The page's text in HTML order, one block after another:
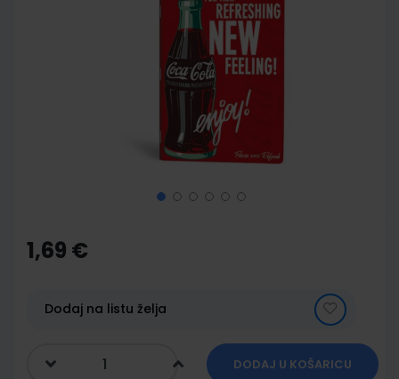
the
beginning
gallery
1,69 €
Dodaj na listu želja
DODAJ U KOŠARICU